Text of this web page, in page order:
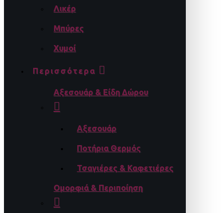
Λικέρ
Μπύρες
Χυμοί
Περισσότερα
Αξεσουάρ & Είδη Δώρου
Αξεσουάρ
Ποτήρια Θερμός
Τσαγιέρες & Καφετιέρες
Ομορφιά & Περιποίηση